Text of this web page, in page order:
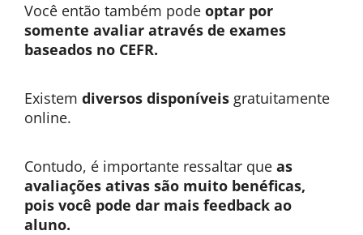
Você então também pode optar por
somente avaliar através de exames
baseados no CEFR.
Existem diversos disponíveis gratuitamente
online.
Contudo, é importante ressaltar que as
avaliações ativas são muito benéficas,
pois você pode dar mais feedback ao
aluno.